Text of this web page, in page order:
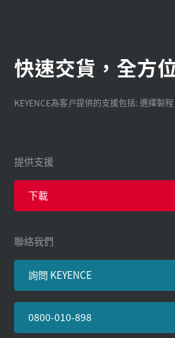
快速交貨，全方
KEYENCE為客戸提供的支援包括: 選擇製
提供支援
下載
聯絡我們
詢問 KEYENCE
0800-010-898